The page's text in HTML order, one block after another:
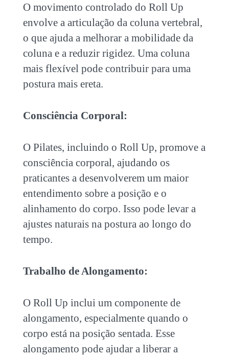
O movimento controlado do Roll Up
envolve a articulação da coluna vertebral,
o que ajuda a melhorar a mobilidade da
coluna e a reduzir rigidez. Uma coluna
mais flexível pode contribuir para uma
postura mais ereta.
Consciência Corporal:
O Pilates, incluindo o Roll Up, promove a
consciência corporal, ajudando os
praticantes a desenvolverem um maior
entendimento sobre a posição e o
alinhamento do corpo. Isso pode levar a
ajustes naturais na postura ao longo do
tempo.
Trabalho de Alongamento:
O Roll Up inclui um componente de
alongamento, especialmente quando o
corpo está na posição sentada. Esse
alongamento pode ajudar a liberar a